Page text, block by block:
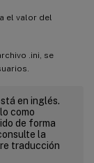
el valor del
.ini, se
en inglés.
como
de forma
la
traducción